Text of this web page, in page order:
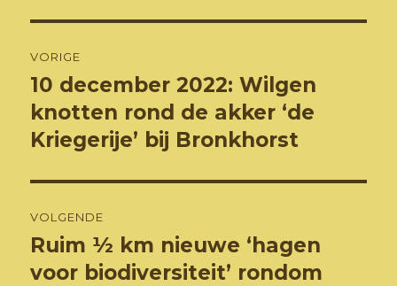
navigatie
VORIGE
Vorig
bericht:
10 december 2022: Wilgen
knotten rond de akker ‘de
Kriegerije’ bij Bronkhorst
VOLGENDE
Volgend
bericht:
Ruim ½ km nieuwe ‘hagen
voor biodiversiteit’ rondom